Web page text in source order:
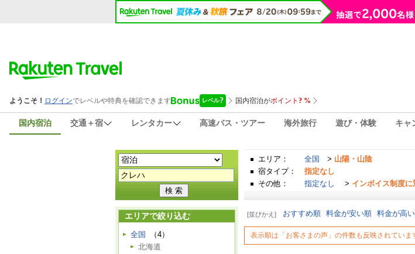
国内宿泊 交通＋宿 レンタカー 高速バス・ツアー 海外旅行 遊び・体験 キャ
エリア： 全国 > 山陽・山陰
宿タイプ：
指定なし
その他：
指定なし > インボイス制度に
エリアで絞り込む
全国
（4）
北海道
[並びかえ] おすすめ順 料金が安い順 料金が高
表示順は「お客さまの声」の件数も反映されていま